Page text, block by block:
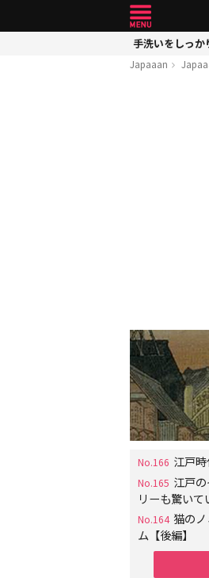
手洗いをしっ
Japaaan
No.166 江戸
No.165 江戸
リーも驚いて
No.164 猫の
ム【後編】